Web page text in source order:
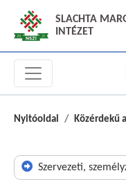
SLACHTA
INTÉZET
Nyitóoldal Közérdekű
Szervezeti,